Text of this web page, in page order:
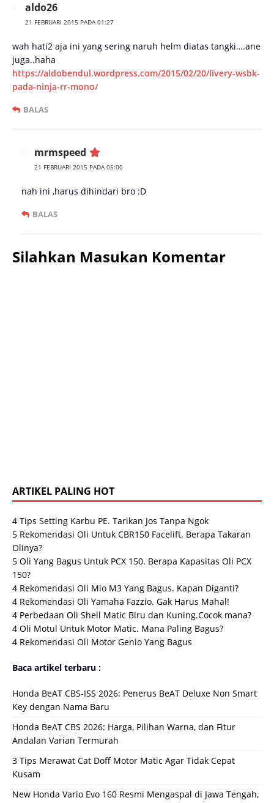
aldo26
21 FEBRUARI 2015 PADA 01:27
wah hati2 aja ini yang sering naruh helm diatas tangki….ane
juga..haha
https://aldobendul.wordpress.com/2015/02/20/livery-wsbk-
pada-ninja-rr-mono/
BALAS
mrmspeed
21 FEBRUARI 2015 PADA 05:00
nah ini ,harus dihindari bro :D
BALAS
Silahkan Masukan Komentar
ARTIKEL PALING HOT
4 Tips Setting Karbu PE. Tarikan Jos Tanpa Ngok
5 Rekomendasi Oli Untuk CBR150 Facelift. Berapa Takaran
Olinya?
5 Oli Yang Bagus Untuk PCX 150. Berapa Kapasitas Oli PCX
150?
4 Rekomendasi Oli Mio M3 Yang Bagus. Kapan Diganti?
4 Rekomendasi Oli Yamaha Fazzio. Gak Harus Mahal!
4 Perbedaan Oli Shell Matic Biru dan Kuning.Cocok mana?
4 Oli Motul Untuk Motor Matic. Mana Paling Bagus?
4 Rekomendasi Oli Motor Genio Yang Bagus
Baca artikel terbaru :
Honda BeAT CBS-ISS 2026: Penerus BeAT Deluxe Non Smart
Key dengan Nama Baru
Honda BeAT CBS 2026: Harga, Pilihan Warna, dan Fitur
Andalan Varian Termurah
3 Tips Merawat Cat Doff Motor Matic Agar Tidak Cepat
Kusam
New Honda Vario Evo 160 Resmi Mengaspal di Jawa Tengah,